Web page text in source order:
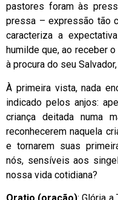
pastores foram às
pressa – expressão tão
caracteriza a
humilde que, ao receber
à procura do seu
À primeira vista, nada
indicado pelos anjos:
criança deitada numa
reconhecerem naquela
e tornarem suas
nós, sensíveis aos
nossa vida cotidiana?